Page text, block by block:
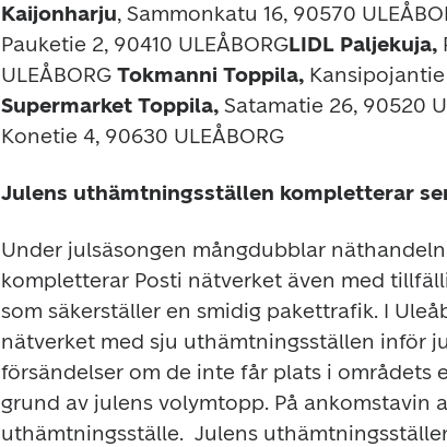
Kaijonharju, Sammonkatu 16, 90570
Pauketie 2, 90410 ULEÅBORGLIDL Paljekuja,
ULEÅBORG Tokmanni Toppila, Kansipojantie
Supermarket Toppila, Satamatie 26, 90520
Konetie 4, 90630 ULEÅBORG
Julens uthämtningsställen kompletterar
Under julsäsongen mångdubblar
kompletterar Posti nätverket även med
som säkerställer en smidig pakettrafik. I
nätverket med sju uthämtningsställen inför
försändelser om de inte får plats i områdets
grund av julens volymtopp. På ankomstavin
uthämtningsställe. Julens